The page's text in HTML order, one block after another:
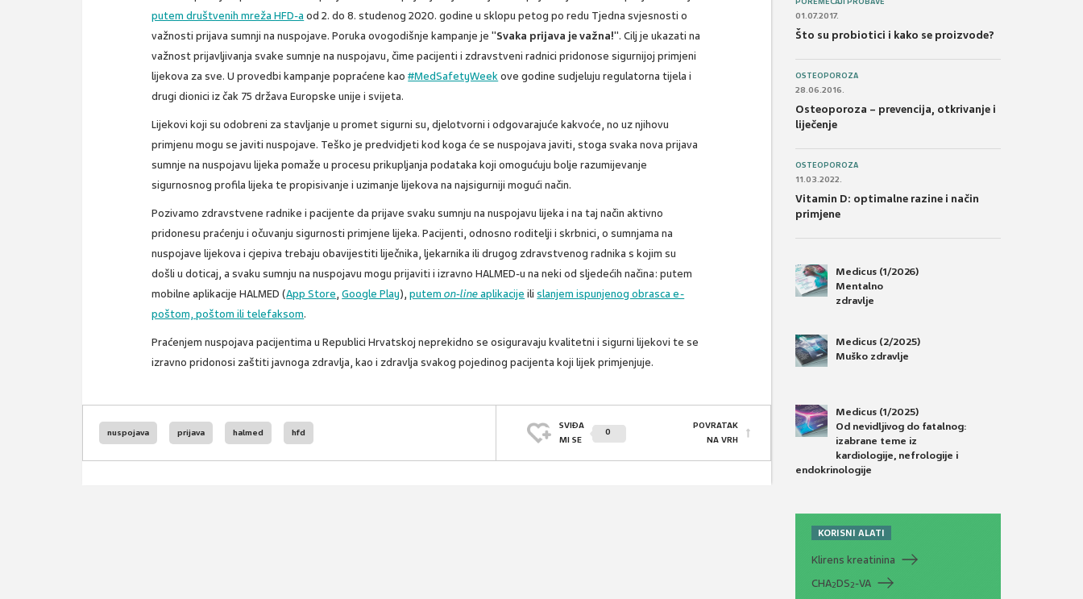
putem društvenih mreža HFD-a od 2. do 8. studenog 2020. godine u sklopu petog po redu Tjedna svjesnosti o
važnosti prijava sumnji na nuspojave. Poruka ovogodišnje kampanje je "Svaka prijava je važna!". Cilj je ukazati na
važnost prijavljivanja svake sumnje na nuspojavu, čime pacijenti i zdravstveni radnici pridonose sigurnijoj primjeni
lijekova za sve. U provedbi kampanje popraćene kao#MedSafetyWeekove godine sudjeluju regulatorna tijela i
drugi dionici iz čak 75 država Europske unije i svijeta.
Lijekovi koji su odobreni za stavljanje u promet sigurni su, djelotvorni i odgovarajuće kakvoće, no uz njihovu
primjenu mogu se javiti nuspojave. Teško je predvidjeti kod koga će se nuspojava javiti, stoga svaka nova prijava
sumnje na nuspojavu lijeka pomaže u procesu prikupljanja podataka koji omogućuju bolje razumijevanje
sigurnosnog profila lijeka te propisivanje i uzimanje lijekova na najsigurniji mogući način.
Pozivamo zdravstvene radnike i pacijente da prijave svaku sumnju na nuspojavu lijeka i na taj način aktivno
pridonesu praćenju i očuvanju sigurnosti primjene lijeka. Pacijenti, odnosno roditelji i skrbnici, o sumnjama na
nuspojave lijekova i cjepiva trebaju obavijestiti liječnika, ljekarnika ili drugog zdravstvenog radnika s kojim su
došli u doticaj, a svaku sumnju na nuspojavu mogu prijaviti i izravno HALMED-u na neki od sljedećih načina: putem
mobilne aplikacije HALMED (App Store,Google Play),putemon-lineaplikacije ilislanjem ispunjenog obrasca e-
poštom, poštom ili telefaksom.
Praćenjem nuspojava pacijentima u Republici Hrvatskoj neprekidno se osiguravaju kvalitetni i sigurni lijekovi te se
izravno pridonosi zaštiti javnoga zdravlja, kao i zdravlja svakog pojedinog pacijenta koji lijek primjenjuje.
nuspojava prijava halmed hfd
SVIĐA
MI SE
0
POVRATAK
NA VRH
01.07.2017.
Što su probiotici i kako se proizvode?
OSTEOPOROZA
28.06.2016.
Osteoporoza – prevencija, otkrivanje i
liječenje
OSTEOPOROZA
11.03.2022.
Vitamin D: optimalne razine i način
primjene
Medicus (1/2026)
Mentalno
zdravlje
Medicus (2/2025)
Muško zdravlje
Medicus (1/2025)
Od nevidljivog do fatalnog:
izabrane teme iz
kardiologije, nefrologije i
endokrinologije
KORISNI ALATI
Klirens kreatinina
CHA2DS2-VA